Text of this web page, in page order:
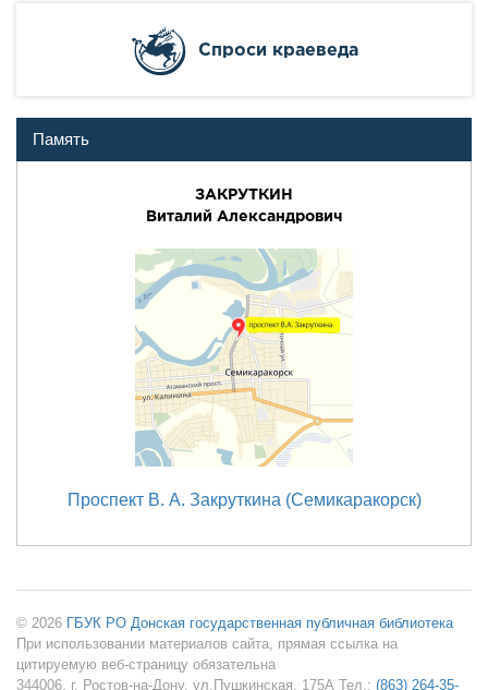
Cпроси краеведа
Память
ЗАКРУТКИН
Виталий Александрович
Проспект В. А. Закруткина (Семикаракорск)
© 2026 ГБУК РО Донская государственная публичная библиотека
При использовании материалов сайта, прямая ссылка на
цитируемую веб-страницу обязательна
344006, г. Ростов-на-Дону, ул.Пушкинская, 175А Тел.: (863) 264-35-